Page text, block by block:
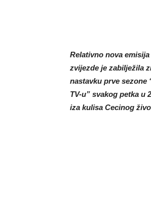
Relativno nova
zvijezde je zabilježila
nastavku prve sezone
TV-u” svakog petka u
iza kulisa Cecinog